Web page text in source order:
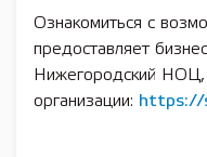
Ознакомиться с
предоставляет
Нижегородский НОЦ,
организации: https://